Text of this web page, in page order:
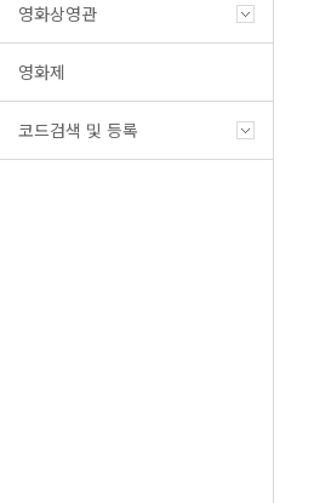
영화상영관
영화제
코드검색 및 등록